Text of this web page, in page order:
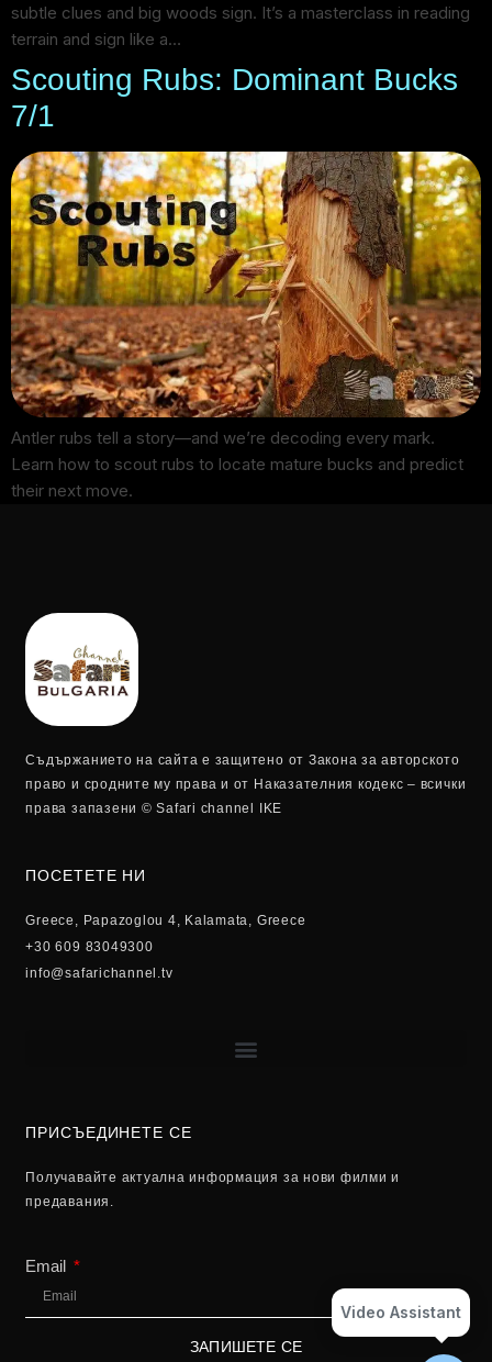
subtle clues and big woods sign. It’s a masterclass in reading
terrain and sign like a…
Scouting Rubs: Dominant Bucks
7/1
Antler rubs tell a story—and we’re decoding every mark.
Learn how to scout rubs to locate mature bucks and predict
their next move.
Съдържанието на сайта е защитено от Закона за авторското
право и сродните му права и от Наказателния кодекс – всички
права запазени © Safari channel IKE
ПОСЕТЕТЕ НИ
Greece, Papazoglou 4, Kalamata, Greece
+30 609 83049300
info@safarichannel.tv
ПРИСЪЕДИНЕТЕ СЕ
Получавайте актуална информация за нови филми и
предавания.
Email
ЗАПИШЕТЕ СЕ
Video Assistant